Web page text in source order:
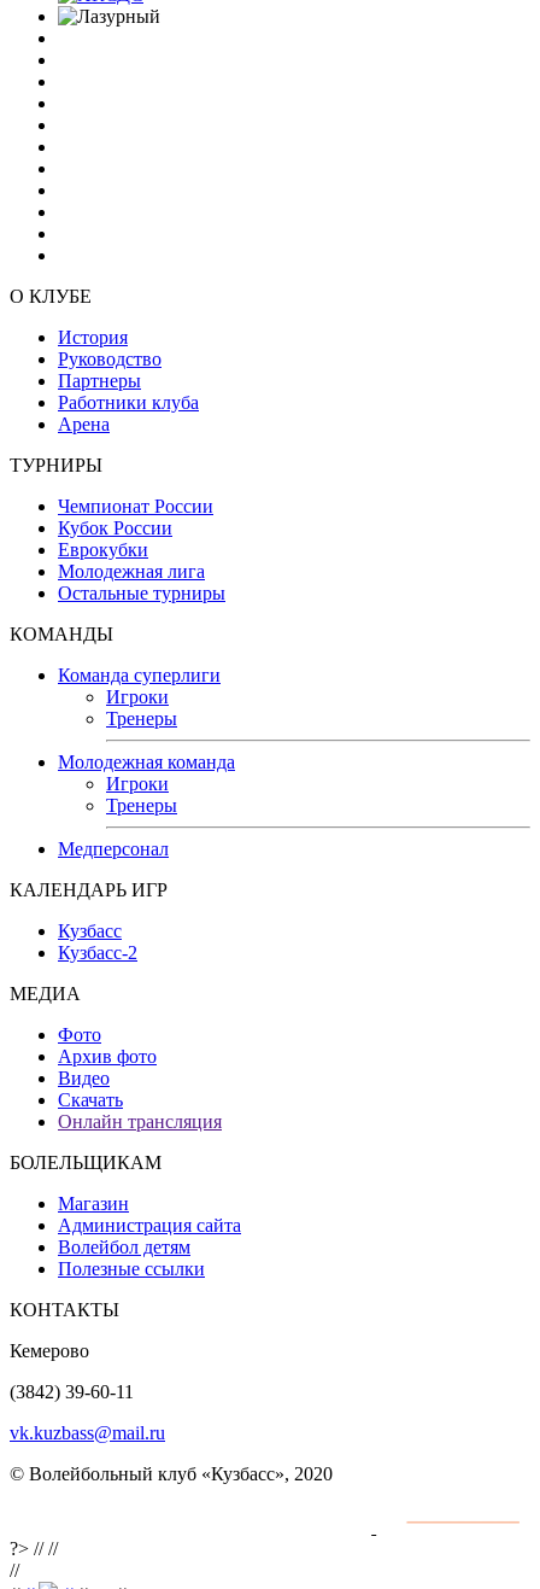
О КЛУБЕ
История
Руководство
Партнеры
Работники клуба
Арена
ТУРНИРЫ
Чемпионат России
Кубок России
Еврокубки
Молодежная лига
Остальные турниры
КОМАНДЫ
Команда суперлиги
Игроки
Тренеры
Молодежная команда
Игроки
Тренеры
Медперсонал
КАЛЕНДАРЬ ИГР
Кузбасс
Кузбасс-2
МЕДИА
Фото
Архив фото
Видео
Скачать
Онлайн трансляция
БОЛЕЛЬЩИКАМ
Магазин
Администрация сайта
Волейбол детям
Полезные ссылки
КОНТАКТЫ
Кемерово
(3842) 39-60-11
vk.kuzbass@mail.ru
© Волейбольный клуб «Кузбасс», 2020
?> ////
//